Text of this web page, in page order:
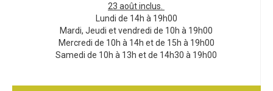
23 août inclus.
Lundi de 14h à 19h00
Mardi, Jeudi et vendredi de 10h à 19h00
Mercredi de 10h à 14h et de 15h à 19h00
Samedi de 10h à 13h et de 14h30 à 19h00